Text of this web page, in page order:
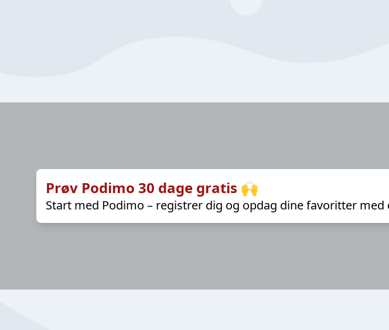
Prøv Podimo 30 dage gratis 🙌
Start med Podimo – registrer dig og opdag dine favoritter